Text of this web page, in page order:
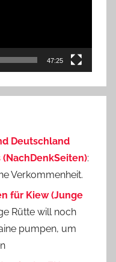
47:25
Deutschland
:
Verkommenheit.
für Kiew (Junge
Rütte will noch
pumpen, um